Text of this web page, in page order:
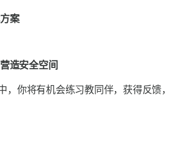
案
造安全空间
，你将有机会练习教同伴，获得反馈，